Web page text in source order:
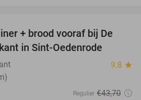
36%
+ brood vooraf bij De
in Sint-Oedenrode
9.8 star
Regulier €43,70